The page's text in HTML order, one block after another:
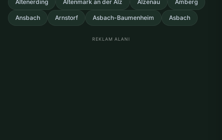
Altenerding Altenmark an der Alz Alzenau Amberg
Ansbach Arnstorf Asbach-Baumenheim Asbach
REKLAM ALANI